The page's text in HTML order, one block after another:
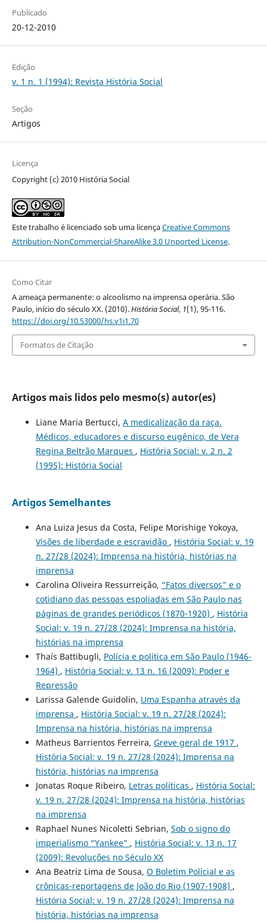
Publicado
20-12-2010
Edição
v. 1 n. 1 (1994): Revista História Social
Seção
Artigos
Licença
Copyright (c) 2010 História Social
Este trabalho é licenciado sob uma licençaCreative Commons
Attribution-NonCommercial-ShareAlike 3.0 Unported License.
Como Citar
A ameaça permanente: o alcoolismo na imprensa operária. São
Paulo, início do século XX. (2010).História Social, 1(1), 95-116.
https://doi.org/10.53000/hs.v1i1.70
Formatos de Citação
Artigos mais lidos pelo mesmo(s) autor(es)
Liane Maria Bertucci, A medicalização da raça.
Médicos, educadores e discurso eugênico, de Vera
Regina Beltrão Marques , História Social: v. 2 n. 2
(1995): História Social
Artigos Semelhantes
Ana Luiza Jesus da Costa, Felipe Morishige Yokoya,
Visões de liberdade e escravidão , História Social: v. 19
n. 27/28 (2024): Imprensa na história, histórias na
imprensa
Carolina Oliveira Ressurreição, “Fatos diversos” e o
cotidiano das pessoas espoliadas em São Paulo nas
páginas de grandes periódicos (1870-1920) , História
Social: v. 19 n. 27/28 (2024): Imprensa na história,
histórias na imprensa
Thaís Battibugli, Polícia e política em São Paulo (1946-
1964) , História Social: v. 13 n. 16 (2009): Poder e
Repressão
Larissa Galende Guidolin, Uma Espanha através da
imprensa , História Social: v. 19 n. 27/28 (2024):
Imprensa na história, histórias na imprensa
Matheus Barrientos Ferreira, Greve geral de 1917 ,
História Social: v. 19 n. 27/28 (2024): Imprensa na
história, histórias na imprensa
Jonatas Roque Ribeiro, Letras políticas , História Social:
v. 19 n. 27/28 (2024): Imprensa na história, histórias
na imprensa
Raphael Nunes Nicoletti Sebrian, Sob o signo do
imperialismo “Yankee” , História Social: v. 13 n. 17
(2009): Revoluções no Século XX
Ana Beatriz Lima de Sousa, O Boletim Policial e as
crônicas-reportagens de João do Rio (1907-1908) ,
História Social: v. 19 n. 27/28 (2024): Imprensa na
história, histórias na imprensa